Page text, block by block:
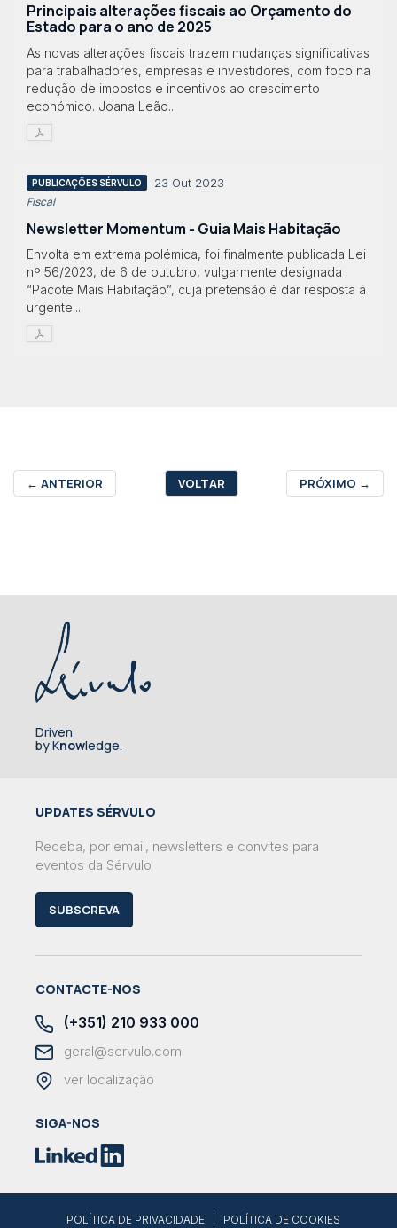
Principais alterações fiscais ao Orçamento do
Estado para o ano de 2025
As novas alterações fiscais trazem mudanças significativas
para trabalhadores, empresas e investidores, com foco na
redução de impostos e incentivos ao crescimento
económico. Joana Leão...
PUBLICAÇÕES SÉRVULO 23 Out 2023
Fiscal
Newsletter Momentum - Guia Mais Habitação
Envolta em extrema polémica, foi finalmente publicada Lei
nº 56/2023, de 6 de outubro, vulgarmente designada
“Pacote Mais Habitação”, cuja pretensão é dar resposta à
urgente...
← ANTERIOR VOLTAR PRÓXIMO →
Driven
by Knowledge.
UPDATES SÉRVULO
Receba, por email, newsletters e convites para
eventos da Sérvulo
SUBSCREVA
CONTACTE-NOS
(+351) 210 933 000
geral@servulo.com
ver localização
SIGA-NOS
POLÍTICA DE PRIVACIDADE POLÍTICA DE COOKIES